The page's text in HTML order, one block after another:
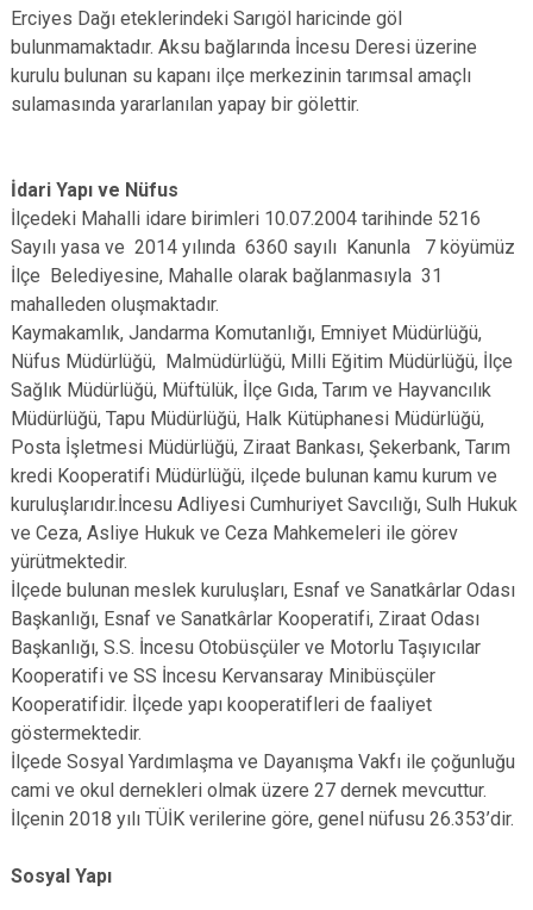
Erciyes Dağı eteklerindeki Sarıgöl haricinde göl
bulunmamaktadır. Aksu bağlarında İncesu Deresi üzerine
kurulu bulunan su kapanı ilçe merkezinin tarımsal amaçlı
sulamasında yararlanılan yapay bir gölettir.
İdari Yapı ve Nüfus
İlçedeki Mahalli idare birimleri 10.07.2004 tarihinde 5216
Sayılı yasa ve 2014 yılında 6360 sayılı Kanunla 7 köyümüz
İlçe Belediyesine, Mahalle olarak bağlanmasıyla 31
mahalleden oluşmaktadır.
Kaymakamlık, Jandarma Komutanlığı, Emniyet Müdürlüğü,
Nüfus Müdürlüğü, Malmüdürlüğü, Milli Eğitim Müdürlüğü, İlçe
Sağlık Müdürlüğü, Müftülük, İlçe Gıda, Tarım ve Hayvancılık
Müdürlüğü, Tapu Müdürlüğü, Halk Kütüphanesi Müdürlüğü,
Posta İşletmesi Müdürlüğü, Ziraat Bankası, Şekerbank, Tarım
kredi Kooperatifi Müdürlüğü, ilçede bulunan kamu kurum ve
kuruluşlarıdır.İncesu Adliyesi Cumhuriyet Savcılığı, Sulh Hukuk
ve Ceza, Asliye Hukuk ve Ceza Mahkemeleri ile görev
yürütmektedir.
İlçede bulunan meslek kuruluşları, Esnaf ve Sanatkârlar Odası
Başkanlığı, Esnaf ve Sanatkârlar Kooperatifi, Ziraat Odası
Başkanlığı, S.S. İncesu Otobüsçüler ve Motorlu Taşıyıcılar
Kooperatifi ve SS İncesu Kervansaray Minibüsçüler
Kooperatifidir. İlçede yapı kooperatifleri de faaliyet
göstermektedir.
İlçede Sosyal Yardımlaşma ve Dayanışma Vakfı ile çoğunluğu
cami ve okul dernekleri olmak üzere 27 dernek mevcuttur.
İlçenin 2018 yılı TÜİK verilerine göre, genel nüfusu 26.353’dir.
Sosyal Yapı